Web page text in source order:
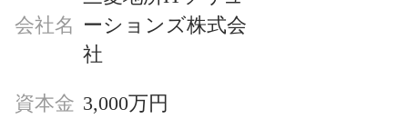
会社名 ーションズ株式会
社
資本金 3,000万円